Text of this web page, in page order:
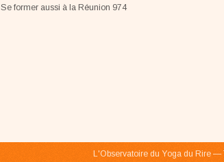
Se former aussi à la Réunion 974
L'Observatoire du Yoga du Rire